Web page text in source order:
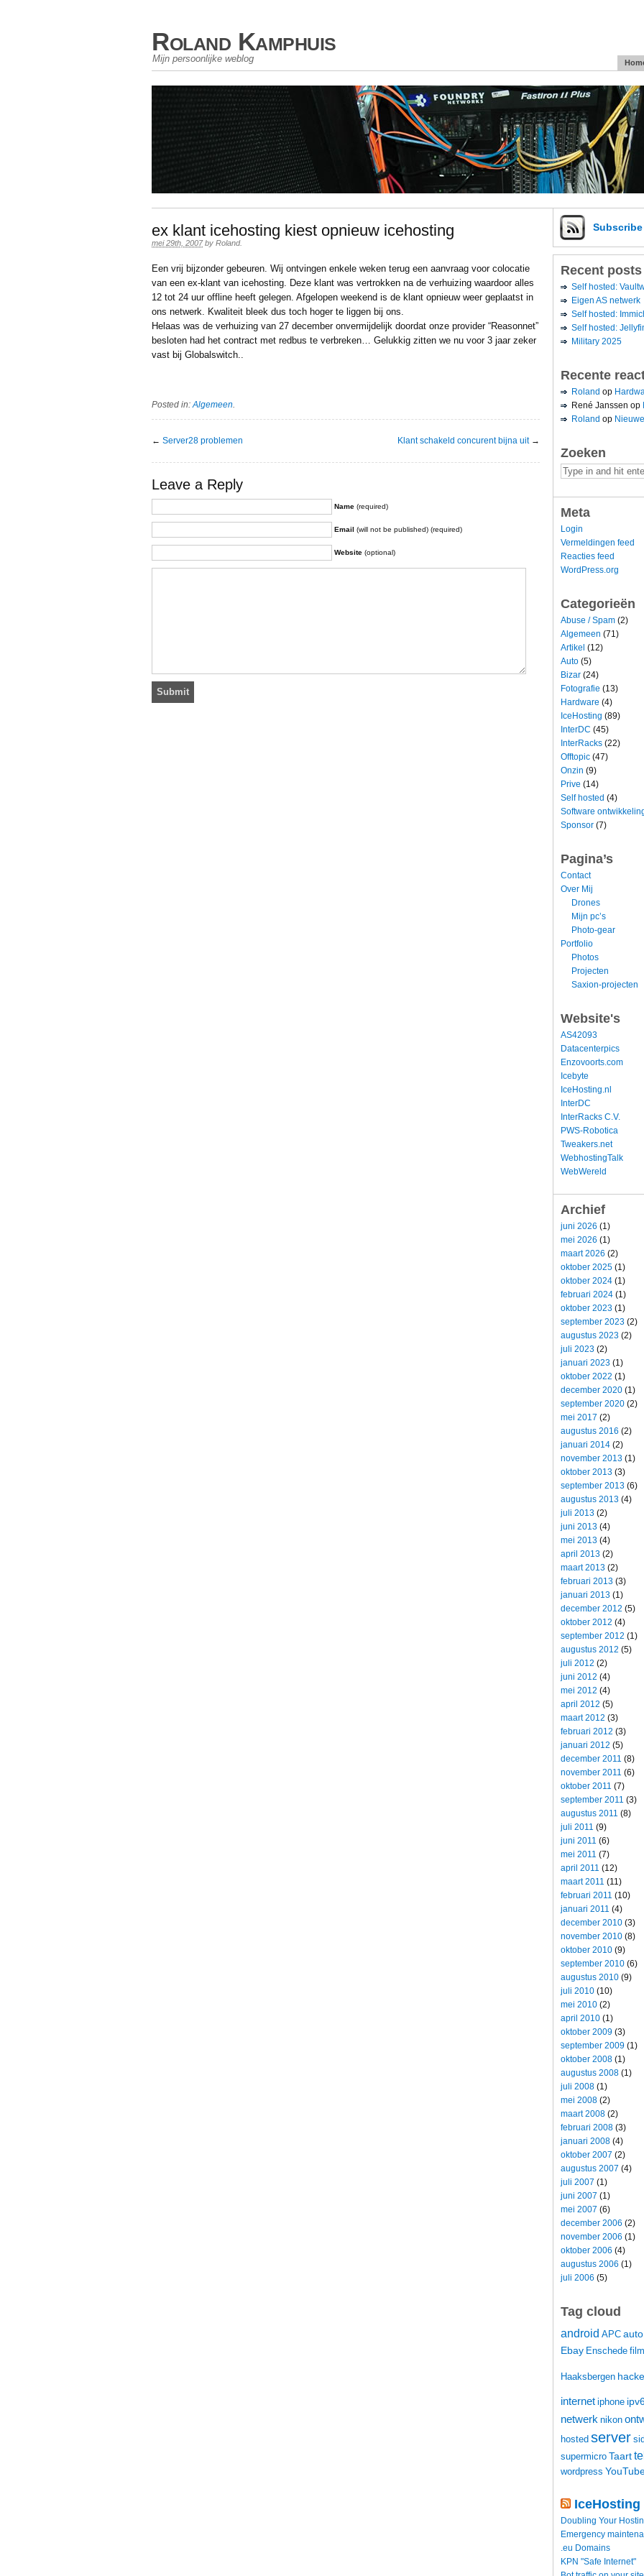
Roland Kamphuis
Mijn persoonlijke weblog
ex klant icehosting kiest opnieuw icehosting
mei 29th, 2007 by Roland.
Een vrij bijzonder gebeuren. Wij ontvingen enkele weken terug een aanvraag voor colocatie
van een ex-klant van icehosting. Deze klant was vertrokken na de verhuizing waardoor alles
12 tot 24 uur offline heeft gelegen. Afgelopen weekend is de klant opnieuw weer geplaatst in
ons netwerk. Kwaliteit bleek dus toch hoger te liggen bij ons.
Helaas was de verhuizing van 27 december onvermijdelijk doordat onze provider “Reasonnet”
besloten had het contract met redbus te verbreken… Gelukkig zitten we nu voor 3 jaar zeker
vast bij Globalswitch..
Posted in:Algemeen.
← Server28 problemen Klant schakeld concurent bijna uit→
Leave a Reply
Name (required)
Email (will not be published) (required)
Website (optional)
Subscribe
Recent posts
Self hosted:
Eigen AS netwerk
Self hosted:
Self hosted:
Military 2025
Recente
Roland op
René Janssen op
Roland op
Zoeken
Meta
Login
Vermeldingen feed
Reacties feed
WordPress.org
Categorieën
Abuse / Spam (2)
Algemeen (71)
Artikel (12)
Auto (5)
Bizar (24)
Fotografie (13)
Hardware (4)
IceHosting (89)
InterDC (45)
InterRacks (22)
Offtopic (47)
Onzin (9)
Prive (14)
Self hosted (4)
Software
Sponsor (7)
Pagina’s
Contact
Over Mij
Drones
Mijn pc’s
Photo-gear
Portfolio
Photos
Projecten
Saxion-projecten
Website's
AS42093
Datacenterpics
Enzovoorts.com
Icebyte
IceHosting.nl
InterDC
InterRacks C.V.
PWS-Robotica
Tweakers.net
WebhostingTalk
WebWereld
Archief
juni 2026 (1)
mei 2026 (1)
maart 2026 (2)
oktober 2025 (1)
oktober 2024 (1)
februari 2024 (1)
oktober 2023 (1)
september 2023 (2)
augustus 2023 (2)
juli 2023 (2)
januari 2023 (1)
oktober 2022 (1)
december 2020 (1)
september 2020 (2)
mei 2017 (2)
augustus 2016 (2)
januari 2014 (2)
november 2013 (1)
oktober 2013 (3)
september 2013 (6)
augustus 2013 (4)
juli 2013 (2)
juni 2013 (4)
mei 2013 (4)
april 2013 (2)
maart 2013 (2)
februari 2013 (3)
januari 2013 (1)
december 2012 (5)
oktober 2012 (4)
september 2012 (1)
augustus 2012 (5)
juli 2012 (2)
juni 2012 (4)
mei 2012 (4)
april 2012 (5)
maart 2012 (3)
februari 2012 (3)
januari 2012 (5)
december 2011 (8)
november 2011 (6)
oktober 2011 (7)
september 2011 (3)
augustus 2011 (8)
juli 2011 (9)
juni 2011 (6)
mei 2011 (7)
april 2011 (12)
maart 2011 (11)
februari 2011 (10)
januari 2011 (4)
december 2010 (3)
november 2010 (8)
oktober 2010 (9)
september 2010 (6)
augustus 2010 (9)
juli 2010 (10)
mei 2010 (2)
april 2010 (1)
oktober 2009 (3)
september 2009 (1)
oktober 2008 (1)
augustus 2008 (1)
juli 2008 (1)
mei 2008 (2)
maart 2008 (2)
februari 2008 (3)
januari 2008 (4)
oktober 2007 (2)
augustus 2007 (4)
juli 2007 (1)
juni 2007 (1)
mei 2007 (6)
december 2006 (2)
november 2006 (1)
oktober 2006 (4)
augustus 2006 (1)
juli 2006 (5)
Tag cloud
android APC auto
Ebay Enschede film
Haaksbergen
internet iphone
netwerk nikon
hosted server
supermicro Taart
wordpress
IceHosting
Doubling Your
Emergency
.eu Domains
KPN "Safe Internet"